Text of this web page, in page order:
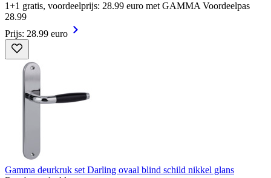
1+1 gratis, voordeelprijs: 28.99 euro met GAMMA Voordeelpas
28.99
Prijs: 28.99 euro
Gamma deurkruk set Darling ovaal blind schild nikkel glans